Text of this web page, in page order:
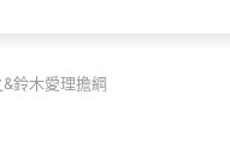
鈴木愛理擔綱